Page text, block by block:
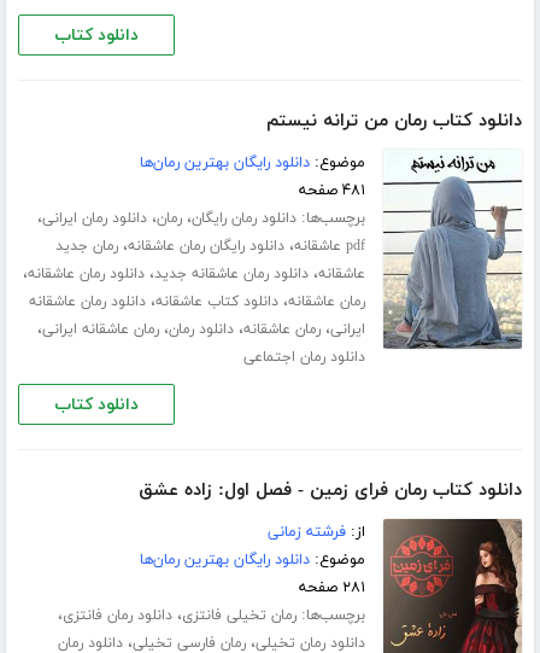
دانلود کتاب
دانلود کتاب رمان من ترانه نیستم
موضوع:دانلود رایگان بهترین رمان‌ها
۴۸۱ صفحه
برچسب‌ها:دانلود رمان رایگان،رمان،دانلود رمان ایرانی،
pdf عاشقانه ،دانلود رایگان رمان عاشقانه،رمان جدید
عاشقانه،دانلود رمان عاشقانه جدید،دانلود رمان عاشقانه،
رمان عاشقانه،دانلود کتاب عاشقانه،دانلود رمان عاشقانه
ایرانی،رمان عاشقانه،دانلود رمان،رمان عاشقانه ایرانی،
دانلود رمان اجتماعی
دانلود کتاب
دانلود کتاب رمان فرای زمین - فصل اول: زاده عشق
از:فرشته زمانی
موضوع:دانلود رایگان بهترین رمان‌ها
۲۸۱ صفحه
برچسب‌ها:رمان تخیلی فانتزی،دانلود رمان فانتزی،
دانلود رمان تخیلی،رمان فارسی تخیلی،دانلود رمان